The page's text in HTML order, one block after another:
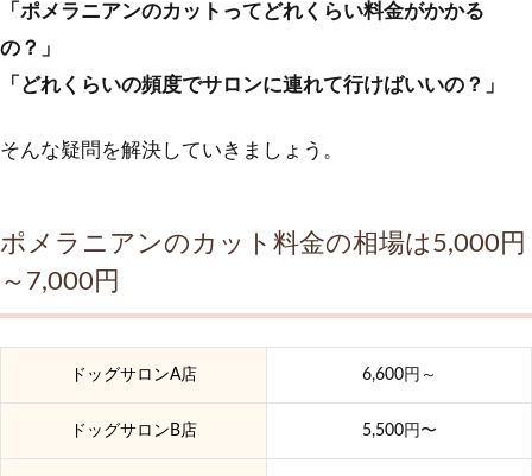
「ポメラニアンのカットってどれくらい料金がかかる
の？」
「どれくらいの頻度でサロンに連れて行けばいいの？」
そんな疑問を解決していきましょう。
ポメラニアンのカット料金の相場は5,000円
～7,000円
ドッグサロンA店 6,600円～
ドッグサロンB店 5,500円〜